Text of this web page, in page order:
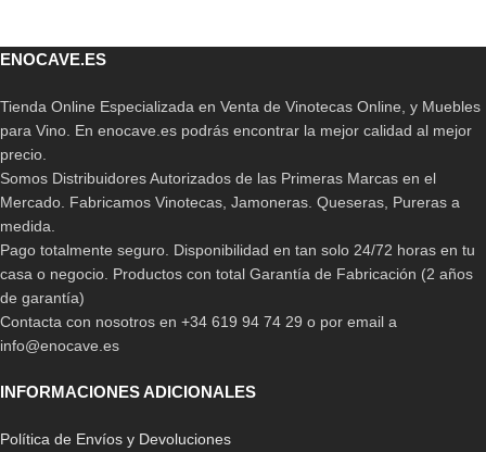
ENOCAVE.ES
Tienda Online Especializada en Venta de Vinotecas Online, y Muebles
para Vino. En enocave.es podrás encontrar la mejor calidad al mejor
precio.
Somos Distribuidores Autorizados de las Primeras Marcas en el
Mercado. Fabricamos Vinotecas, Jamoneras. Queseras, Pureras a
medida.
Pago totalmente seguro. Disponibilidad en tan solo 24/72 horas en tu
casa o negocio. Productos con total Garantía de Fabricación (2 años
de garantía)
Contacta con nosotros en +34 619 94 74 29 o por email a
info@enocave.es
INFORMACIONES ADICIONALES
Política de Envíos y Devoluciones